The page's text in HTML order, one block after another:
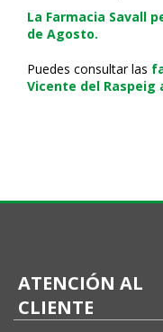
La Farmacia Savall
de Agosto.
Puedes consultar las
Vicente del Raspeig
ATENCIÓN AL
CLIENTE